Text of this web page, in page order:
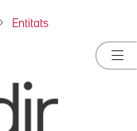
Entitats